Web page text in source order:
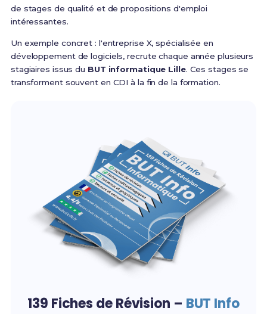
de stages de qualité et de propositions d'emploi
intéressantes.
Un exemple concret : l'entreprise X, spécialisée en
développement de logiciels, recrute chaque année plusieurs
stagiaires issus du BUT informatique Lille. Ces stages se
transforment souvent en CDI à la fin de la formation.
139 Fiches de Révision – BUT Info